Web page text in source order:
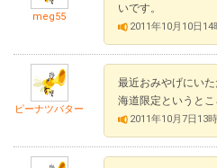
meg55
いです。
2011年10月10日14
ピーナツバター
最近おみやげにい
海道限定というとこ
2011年10月7日13